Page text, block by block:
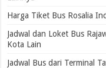
Harga Tiket Bus Rosalia
Jadwal dan Loket Bus
Kota Lain
Jadwal Bus dari Terminal